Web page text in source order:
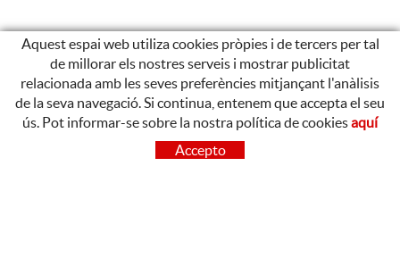
CONTACTE
Aquest espai web utiliza cookies pròpies i de tercers per tal
de millorar els nostres serveis i mostrar publicitat
relacionada amb les seves preferències mitjançant l'anàlisis
de la seva navegació. Si continua, entenem que accepta el seu
ús. Pot informar-se sobre la nostra política de cookiesaquí
Accepto